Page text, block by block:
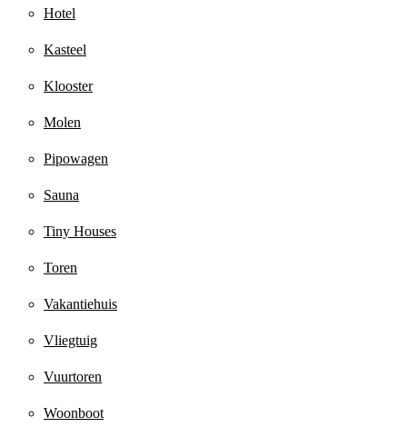
Hotel
Kasteel
Klooster
Molen
Pipowagen
Sauna
Tiny Houses
Toren
Vakantiehuis
Vliegtuig
Vuurtoren
Woonboot